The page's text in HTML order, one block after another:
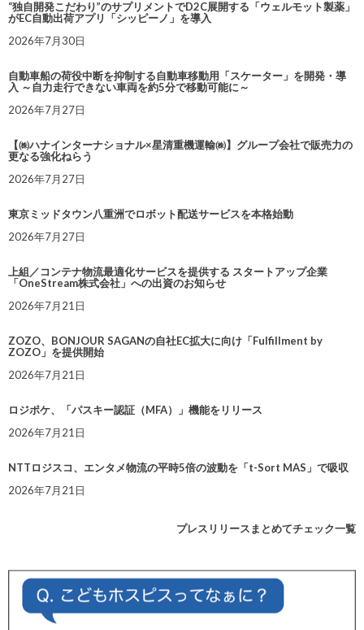
“独自開発こだわり”のサプリメントでD2C展開する「ウェルモット製薬」
がEC自動出荷アプリ「シッピーノ」を導入
2026年7月30日
自動車船の荷役中断を抑制する自動車移動用「スケーター」を開発・導
入 ～自力走行できない車両を約5分で移動可能に～
2026年7月27日
【㈱ハナインターナショナル×星清重機運輸㈱】グループ会社で販売力の
更なる強化ねらう
2026年7月27日
東京ミッドタウン八重洲でロボット配送サービスを本格始動
2026年7月27日
上組／コンテナ物流最適化サービスを提供する スタートアップ企業
「OneStream株式会社」への出資のお知らせ
2026年7月21日
ZOZO、BONJOUR SAGANの自社EC拡大に向け「Fulfillment by
ZOZO」を提供開始
2026年7月21日
ロジポケ、「パスキー認証（MFA）」機能をリリース
2026年7月21日
NTTロジスコ、エンタメ物流の平時5倍の波動を「t-Sort MAS」で吸収
2026年7月21日
プレスリリースまとめてチェック一覧